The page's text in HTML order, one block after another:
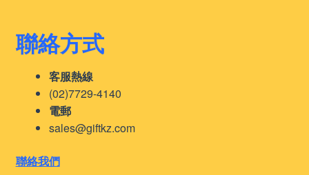
聯絡方式
客服熱線
(02)7729-4140
電郵
sales@giftkz.com
聯絡我們